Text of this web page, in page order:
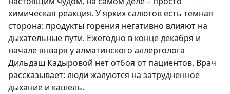
химическая реакция. У ярких салютов есть темная
сторона: продукты горения негативно влияют на
дыхательные пути. Ежегодно в конце декабря и
начале января у алматинского аллерголога
Дильдаш Кадыровой нет отбоя от пациентов. Врач
рассказывает: люди жалуются на затрудненное
дыхание и кашель.